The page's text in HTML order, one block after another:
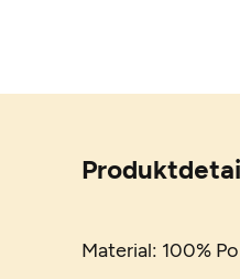
Material: 100%